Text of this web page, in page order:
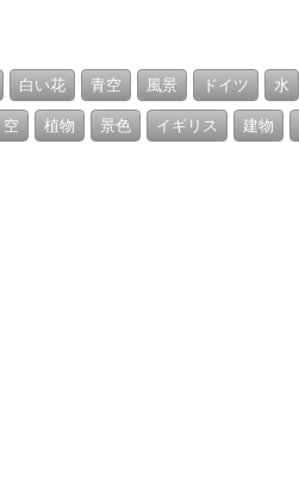
白い花 青空 風景 ドイツ 水
空 植物 景色 イギリス 建物